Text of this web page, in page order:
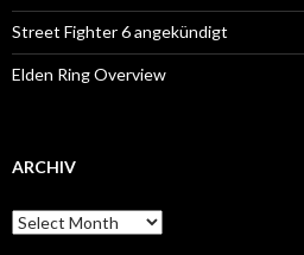
Street Fighter 6 angekündigt
Elden Ring Overview
ARCHIV
Archiv